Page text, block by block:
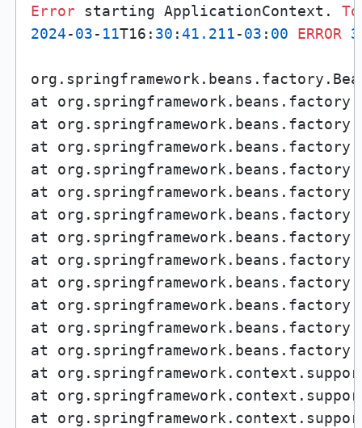
Error starting ApplicationContext. To
2024-03- 11T16: 30 :41.211-03 : 00 ERROR
at
at
at
at
at
at
at
at
at
at
at
at
at
at
at